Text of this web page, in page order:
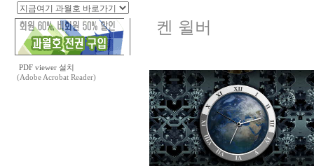
PDF viewer 설치
(Adobe Acrobat Reader)
켄 윌버